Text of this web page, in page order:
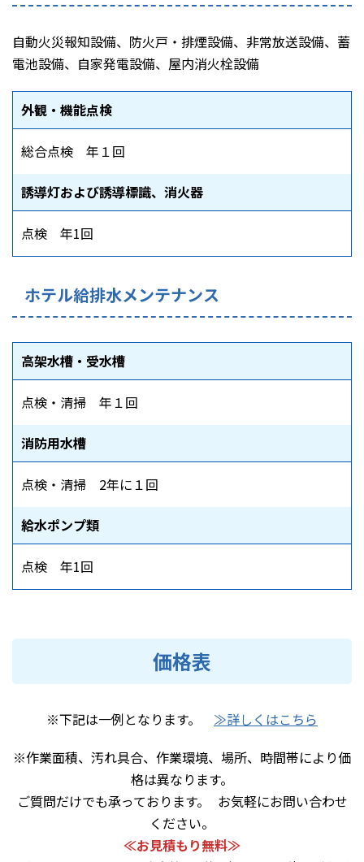
自動火災報知設備、防火戸・排煙設備、非常放送設備、蓄
電池設備、自家発電設備、屋内消火栓設備
外観・機能点検
総合点検 年１回
誘導灯および誘導標識、消火器
点検 年1回
ホテル給排水メンテナンス
高架水槽・受水槽
点検・清掃 年１回
消防用水槽
点検・清掃 2年に１回
給水ポンプ類
点検 年1回
価格表
※下記は一例となります。 ≫詳しくはこちら
※作業面積、汚れ具合、作業環境、場所、時間帯により価
格は異なります。
ご質問だけでも承っております。 お気軽にお問い合わせ
ください。
≪お見積もり無料≫